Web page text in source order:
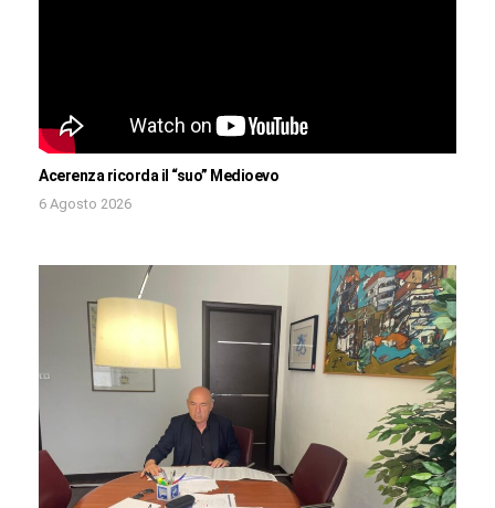
Acerenza ricorda il “suo” Medioevo
6 Agosto 2026